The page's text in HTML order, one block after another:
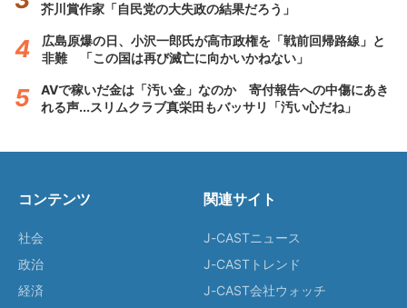
芥川賞作家「自民党の大失政の結果だろう」
広島原爆の日、小沢一郎氏が高市政権を「戦前回帰路線」と
非難 「この国は再び滅亡に向かいかねない」
AVで稼いだ金は「汚い金」なのか 寄付報告への中傷にあき
れる声...スリムクラブ真栄田もバッサリ「汚い心だね」
コンテンツ
社会
政治
経済
関連サイト
J-CASTニュース
J-CASTトレンド
J-CAST会社ウォッチ